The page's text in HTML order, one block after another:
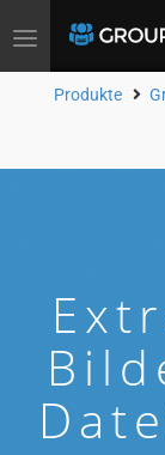
Toggle
Produkte